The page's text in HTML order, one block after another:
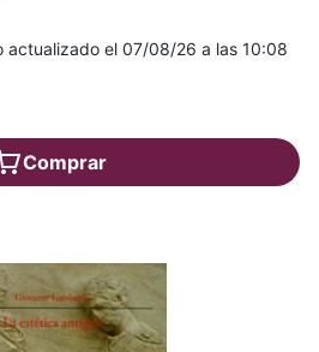
actualizado el 07/08/26 a las 10:08
Comprar